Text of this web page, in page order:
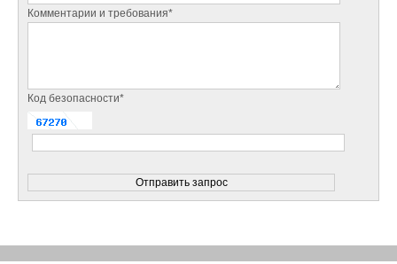
Комментарии и требования*
Код безопасности*